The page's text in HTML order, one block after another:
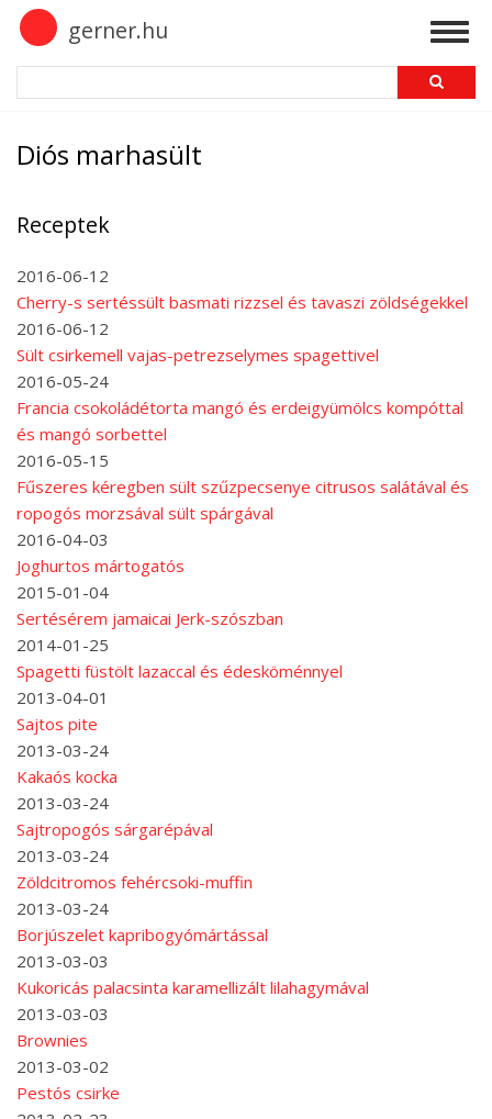
Skip
main
content
gerner.hu
Diós marhasült
Receptek
2016-06-12
Cherry-s sertéssült basmati rizzsel és tavaszi zöldségekkel
2016-06-12
Sült csirkemell vajas-petrezselymes spagettivel
2016-05-24
Francia csokoládétorta mangó és erdeigyümölcs kompóttal
és mangó sorbettel
2016-05-15
Fűszeres kéregben sült szűzpecsenye citrusos salátával és
ropogós morzsával sült spárgával
2016-04-03
Joghurtos mártogatós
2015-01-04
Sertésérem jamaicai Jerk-szószban
2014-01-25
Spagetti füstölt lazaccal és édesköménnyel
2013-04-01
Sajtos pite
2013-03-24
Kakaós kocka
2013-03-24
Sajtropogós sárgarépával
2013-03-24
Zöldcitromos fehércsoki-muffin
2013-03-24
Borjúszelet kapribogyómártással
2013-03-03
Kukoricás palacsinta karamellizált lilahagymával
2013-03-03
Brownies
2013-03-02
Pestós csirke